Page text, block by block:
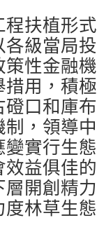
扶植形
各級當局
策性金融
措用，積
磴口和庫
制，領導
實行生
效益俱佳
層開創精
林草生